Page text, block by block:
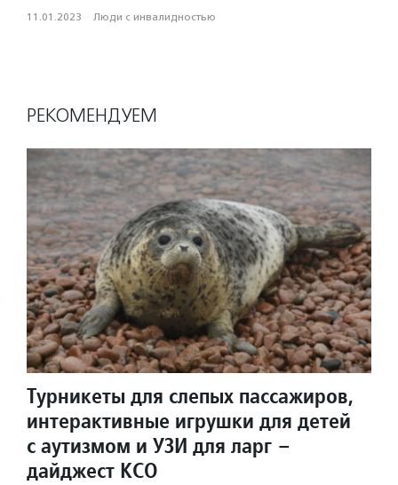
11.01.2023 · Люди с инвалидностью
РЕКОМЕНДУЕМ
Турникеты для слепых пассажиров,
интерактивные игрушки для детей
с аутизмом и УЗИ для ларг –
дайджест КСО